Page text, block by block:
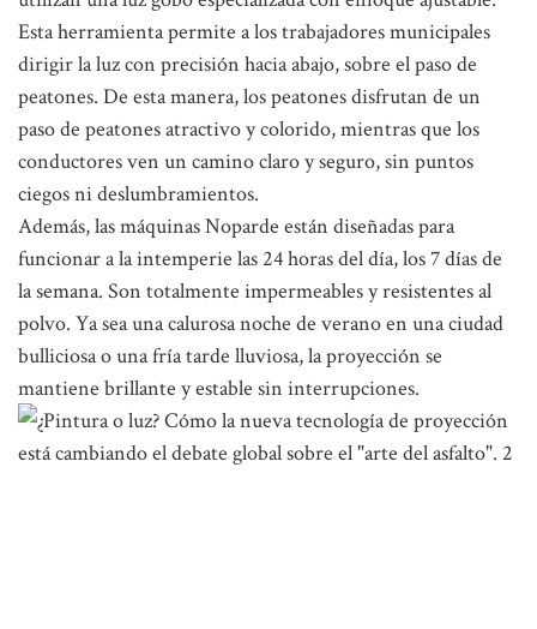
Esta herramienta permite a los trabajadores municipales
dirigir la luz con precisión hacia abajo, sobre el paso de
peatones. De esta manera, los peatones disfrutan de un
paso de peatones atractivo y colorido, mientras que los
conductores ven un camino claro y seguro, sin puntos
ciegos ni deslumbramientos.
Además, las máquinas Noparde están diseñadas para
funcionar a la intemperie las 24 horas del día, los 7 días de
la semana. Son totalmente impermeables y resistentes al
polvo. Ya sea una calurosa noche de verano en una ciudad
bulliciosa o una fría tarde lluviosa, la proyección se
mantiene brillante y estable sin interrupciones.